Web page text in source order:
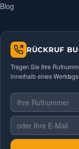
Blog
RÜCKRUF
Tragen Sie Ihre
innerhalb eines
Telefonnummer
E-Mail